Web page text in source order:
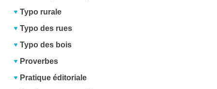
Typo rurale
Typo des rues
Typo des bois
Proverbes
Pratique éditoriale